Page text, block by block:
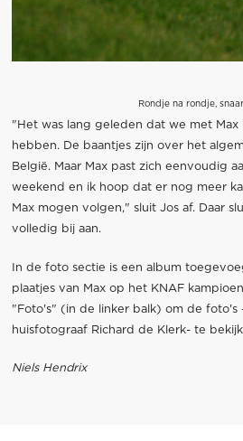
Rondje na rondje,
"Het was lang geleden dat we met
hebben. De baantjes zijn over het
België. Maar Max past zich eenvoudig
weekend en ik hoop dat er nog meer
Max mogen volgen," sluit Jos af. Daar
volledig bij aan.
In de foto sectie is een album
plaatjes van Max op het KNAF
"Foto's" (in de linker balk) om de foto's
huisfotograaf Richard de Klerk- te
Niels Hendrix